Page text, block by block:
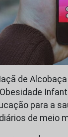
de
para a
de meio